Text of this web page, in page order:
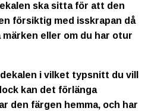
ska sitta för att den
försiktig med isskrapan då
märken eller om du har otur
i vilket typsnitt du vill
kan det förlänga
den färgen hemma, och har